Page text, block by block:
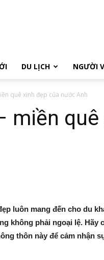
DU LỊCH NGƯỜI
quê xinh đẹp của nước Anh
miền
luôn mang đến cho du
không phải ngoại lệ.
thôn này để cảm nhận